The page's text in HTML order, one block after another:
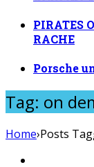
PIRATES
RACHE
Porsche
Tag: on
Home›Posts